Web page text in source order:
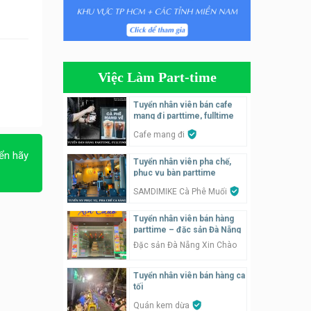
hãy
Tuyển nhân viên phụ quán ăn
– hỗ trợ ăn ở
parttime
GÀ GÔ FASTFOOD
parttime
Tuyển nhân viên pha chế
tiệm trà sữa
TRÀ SỮA THÁI LAN
Tuyển nhân viên tư vấn bán
hàng tiệm bánh ngọt
Tiệm bánh ngọt
Việc Làm Part-time
Tuyển nhân viên bán cafe
mang đi parttime, fulltime
Cafe mang đi
Tuyển nhân viên pha chế,
phục vụ bàn parttime
SAMDIMIKE Cà Phê Muối
Tuyển nhân viên bán hàng
parttime – đặc sản Đà Nẵng
Đặc sản Đà Nẵng Xin Chào
Tuyển nhân viên bán hàng ca
tối
Quán kem dừa